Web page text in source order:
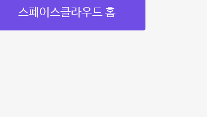
스페이스클라우드 홈